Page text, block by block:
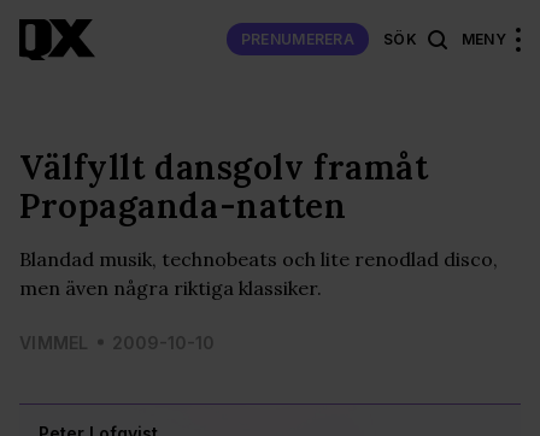
PRENUMERERA SÖK MENY
Välfyllt dansgolv framåt
Propaganda-natten
Blandad musik, technobeats och lite renodlad disco,
men även några riktiga klassiker.
VIMMEL 2009-10-10